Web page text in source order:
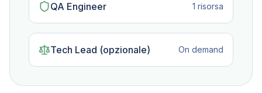
QA Engineer 1 risorsa
Tech Lead (opzionale) On demand